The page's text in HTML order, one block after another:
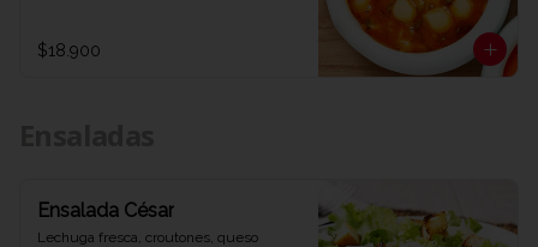
$18.900
Ensalada César
Lechuga fresca, croutones, queso